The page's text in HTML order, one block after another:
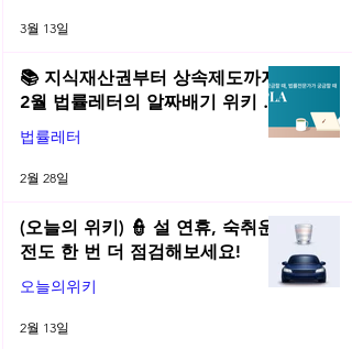
3월 13일
📚 지식재산권부터 상속제도까지,
2월 법률레터의 알짜배기 위키 모
음! | 2026년 2월 네플라 법률레터
법률레터
2월 28일
(오늘의 위키) 👮 설 연휴, 숙취운
전도 한 번 더 점검해보세요!
오늘의위키
2월 13일